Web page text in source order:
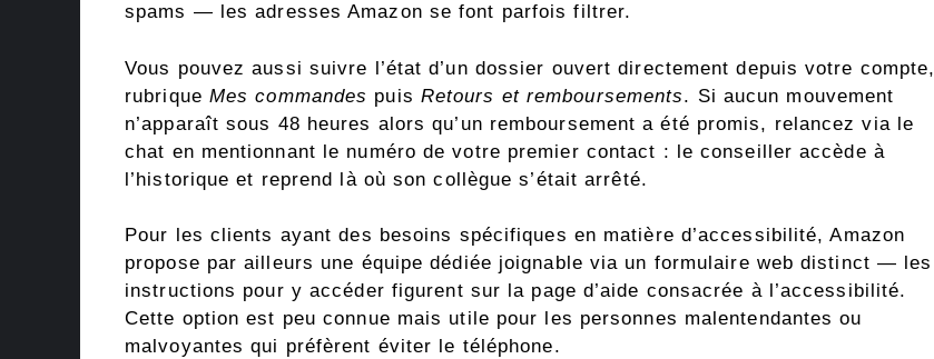
spams — les adresses Amazon se font parfois filtrer.
Vous pouvez aussi suivre l’état d’un dossier ouvert directement depuis votre compte,
rubrique Mes commandes puis Retours et remboursements. Si aucun mouvement
n’apparaît sous 48 heures alors qu’un remboursement a été promis, relancez via le
chat en mentionnant le numéro de votre premier contact : le conseiller accède à
l’historique et reprend là où son collègue s’était arrêté.
Pour les clients ayant des besoins spécifiques en matière d’accessibilité, Amazon
propose par ailleurs une équipe dédiée joignable via un formulaire web distinct — les
instructions pour y accéder figurent sur la page d’aide consacrée à l’accessibilité.
Cette option est peu connue mais utile pour les personnes malentendantes ou
malvoyantes qui préfèrent éviter le téléphone.